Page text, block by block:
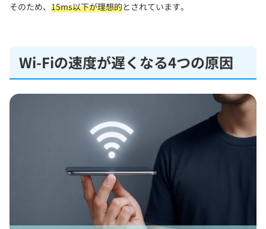
そのため、 15ms以下が理想的とされています。
Wi-Fiの速度が遅くなる4つの原因